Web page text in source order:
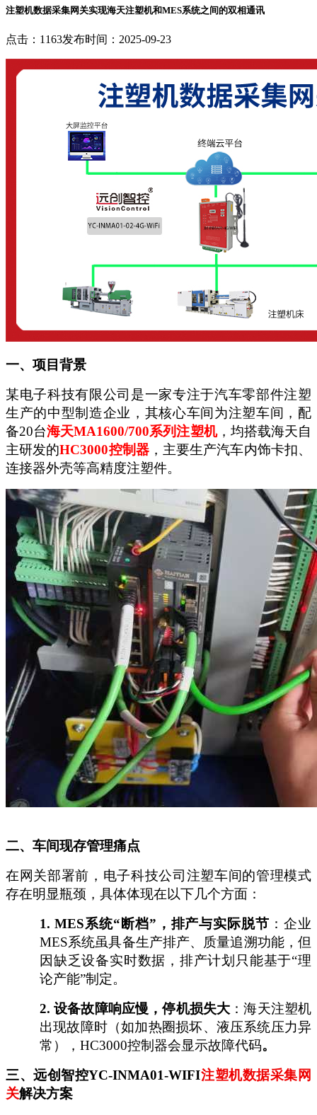
注塑机数据采集网关实现海天注塑机和MES系统之间的双相通讯
点击：1163发布时间：2025-09-23
一、项目背景
某电子科技有限公司是一家专注于汽车零部件注塑
生产的中型制造企业，其核心车间为注塑车间，配
备20台海天MA1600/700系列注塑机，均搭载海天自
主研发的HC3000控制器，主要生产汽车内饰卡扣、
连接器外壳等高精度注塑件。
二、车间现存管理痛点
在网关部署前，电子科技公司注塑车间的管理模式
存在明显瓶颈，具体体现在以下几个方面：
1. MES系统“断档”，排产与实际脱节 ：企业
MES系统虽具备生产排产、质量追溯功能，但
因缺乏设备实时数据，排产计划只能基于“理
论产能”制定。
2.设备故障响应慢，停机损失大 ：海天注塑机
出现故障时（如加热圈损坏、液压系统压力异
常）， HC3000控制器会显示故障代码。
三、远创智控YC-INMA01-WIFI注塑机数据采集网
关解决方案